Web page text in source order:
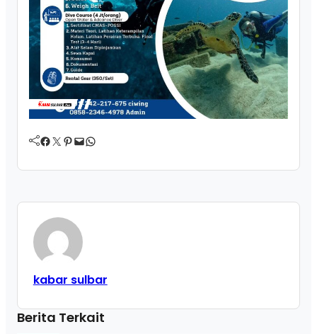
Facebook Twitter Pinterest Mail WhatsApp
kabar sulbar
Berita Terkait